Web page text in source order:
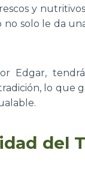
y
solo le da
Edgar,
lo que
del